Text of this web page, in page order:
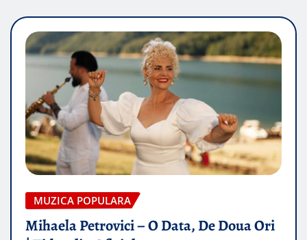
MUZICA POPULARA
Mihaela Petrovici – O Data, De Doua Ori